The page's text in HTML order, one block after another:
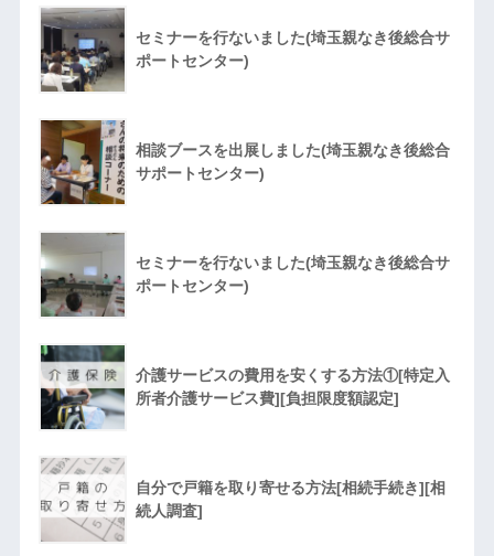
セミナーを行ないました(埼玉親なき後総合サ
ポートセンター)
相談ブースを出展しました(埼玉親なき後総合
サポートセンター)
セミナーを行ないました(埼玉親なき後総合サ
ポートセンター)
介護サービスの費用を安くする方法①[特定入
所者介護サービス費][負担限度額認定]
自分で戸籍を取り寄せる方法[相続手続き][相
続人調査]